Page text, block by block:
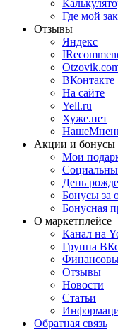
Где мой
Отзывы
Яндекс
ВКонтакте
На сайте
Yell.ru
Хуже.нет
Акции и бонусы
Мои
День
Бонусы за
Бонусная
О маркетплейсе
Канал на
Группа
Отзывы
Новости
Статьи
Обратная связь